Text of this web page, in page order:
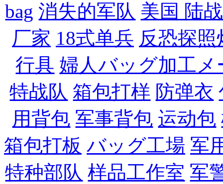
bag 消失的军队 美国 陆
厂家 18式单兵 反恐探照
行具 婦人バッグ加工メ
特战队 箱包打样 防弹衣
用背包 军事背包 运动包
箱包打板 バッグ工場 军
特种部队 样品工作室 军